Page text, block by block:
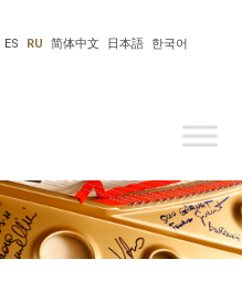
한국어
日本語
ES RU 简体中文